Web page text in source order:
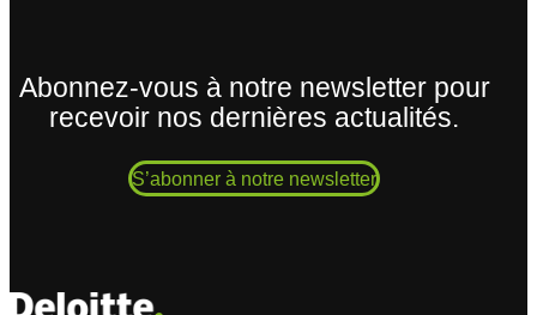
Abonnez-vous à notre newsletter pour
recevoir nos dernières actualités.
S’abonner à notre newsletter